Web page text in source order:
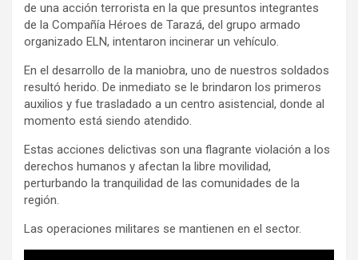
de una acción terrorista en la que presuntos integrantes
de la Compañía Héroes de Tarazá, del grupo armado
organizado ELN, intentaron incinerar un vehículo.
En el desarrollo de la maniobra, uno de nuestros soldados
resultó herido. De inmediato se le brindaron los primeros
auxilios y fue trasladado a un centro asistencial, donde al
momento está siendo atendido.
Estas acciones delictivas son una flagrante violación a los
derechos humanos y afectan la libre movilidad,
perturbando la tranquilidad de las comunidades de la
región.
Las operaciones militares se mantienen en el sector.